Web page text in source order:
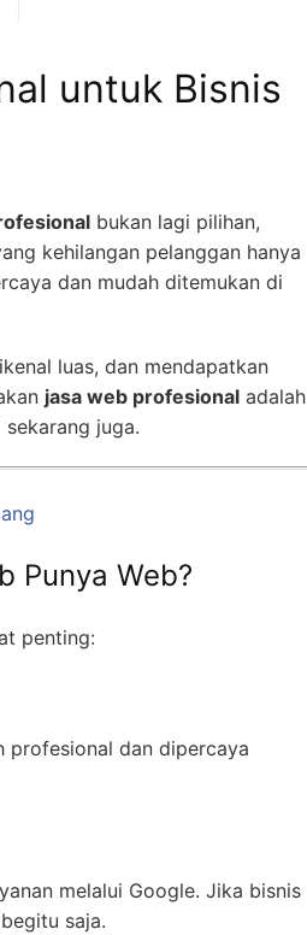
untuk Bisnis
bukan lagi pilihan,
kehilangan pelanggan hanya
dan mudah ditemukan di
luas, dan mendapatkan
jasa web profesional adalah
juga.
Punya Web?
penting:
profesional dan dipercaya
melalui Google. Jika bisnis
saja.